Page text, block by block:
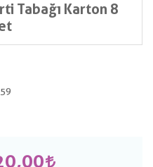
Tabağı Karton 8